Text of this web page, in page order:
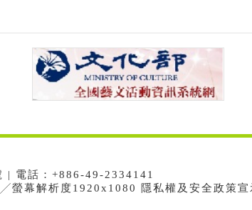
| 電話：+886-49-2334141
螢幕解析度1920x1080 隱私權及安全政策宣